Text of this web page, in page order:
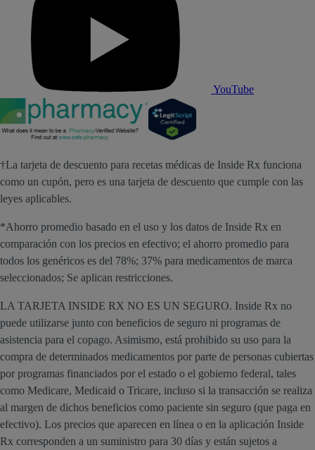
YouTube
†La tarjeta de descuento para recetas médicas de Inside Rx funciona
como un cupón, pero es una tarjeta de descuento que cumple con las
leyes aplicables.
*Ahorro promedio basado en el uso y los datos de Inside Rx en
comparación con los precios en efectivo; el ahorro promedio para
todos los genéricos es del 78%; 37% para medicamentos de marca
seleccionados; Se aplican restricciones.
LA TARJETA INSIDE RX NO ES UN SEGURO. Inside Rx no
puede utilizarse junto con beneficios de seguro ni programas de
asistencia para el copago. Asimismo, está prohibido su uso para la
compra de determinados medicamentos por parte de personas cubiertas
por programas financiados por el estado o el gobierno federal, tales
como Medicare, Medicaid o Tricare, incluso si la transacción se realiza
al margen de dichos beneficios como paciente sin seguro (que paga en
efectivo). Los precios que aparecen en línea o en la aplicación Inside
Rx corresponden a un suministro para 30 días y están sujetos a